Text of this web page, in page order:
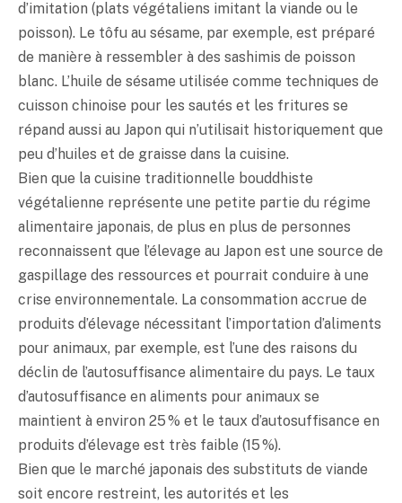
d’imitation (plats végétaliens imitant la viande ou le
poisson). Le tôfu au sésame, par exemple, est préparé
de manière à ressembler à des sashimis de poisson
blanc. L’huile de sésame utilisée comme techniques de
cuisson chinoise pour les sautés et les fritures se
répand aussi au Japon qui n’utilisait historiquement que
peu d’huiles et de graisse dans la cuisine.
Bien que la cuisine traditionnelle bouddhiste
végétalienne représente une petite partie du régime
alimentaire japonais, de plus en plus de personnes
reconnaissent que l’élevage au Japon est une source de
gaspillage des ressources et pourrait conduire à une
crise environnementale. La consommation accrue de
produits d’élevage nécessitant l’importation d’aliments
pour animaux, par exemple, est l’une des raisons du
déclin de l’autosuffisance alimentaire du pays. Le taux
d’autosuffisance en aliments pour animaux se
maintient à environ 25 % et le taux d’autosuffisance en
produits d’élevage est très faible (15 %).
Bien que le marché japonais des substituts de viande
soit encore restreint, les autorités et les